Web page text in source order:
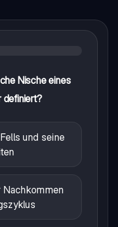
Nische eines
definiert?
und seine
Nachkommen